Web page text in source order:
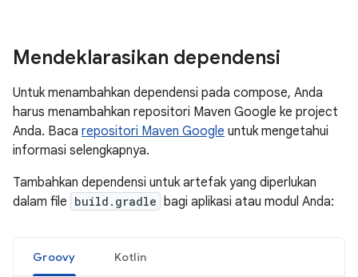
Mendeklarasikan dependensi
Untuk menambahkan dependensi pada compose, Anda
harus menambahkan repositori Maven Google ke project
Anda. Baca repositori Maven Google untuk mengetahui
informasi selengkapnya.
Tambahkan dependensi untuk artefak yang diperlukan
dalam file build.gradle bagi aplikasi atau modul Anda:
Groovy Kotlin